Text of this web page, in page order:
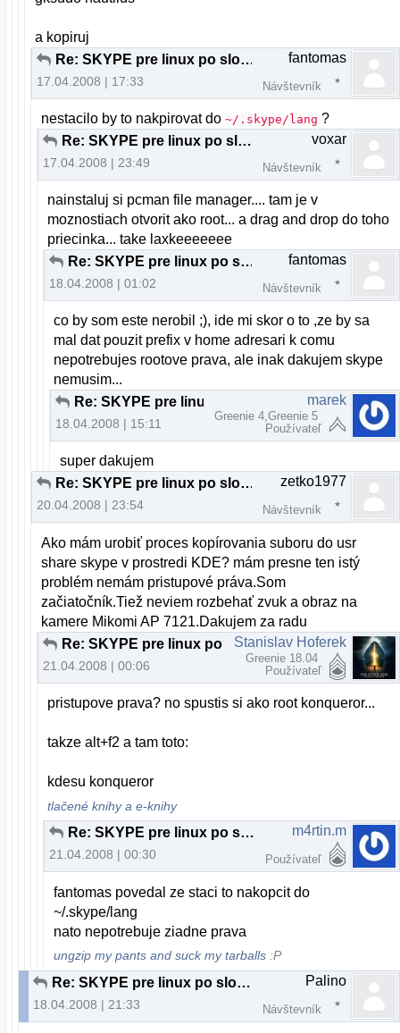
a kopiruj
Re: SKYPE pre linux po slovensky
17.04.2008 | 17:33
fantomas
Návštevník
nestacilo by to nakpirovat do~/.skype/lang ?
Re: SKYPE pre linux po slovensky
17.04.2008 | 23:49
voxar
Návštevník
nainstaluj si pcman file manager.... tam je v
moznostiach otvorit ako root... a drag and drop do toho
priecinka... take laxkeeeeeee
Re: SKYPE pre linux po slovensky
18.04.2008 | 01:02
fantomas
Návštevník
co by som este nerobil ;), ide mi skor o to ,ze by sa
mal dat pouzit prefix v home adresari k comu
nepotrebujes rootove prava, ale inak dakujem skype
nemusim...
18.04.2008 | 15:11
marek
Greenie 4,Greenie 5
Používateľ
super dakujem
Re: SKYPE pre linux po slovensky
20.04.2008 | 23:54
zetko1977
Návštevník
Ako mám urobiť proces kopírovania suboru do usr
share skype v prostredi KDE? mám presne ten istý
problém nemám pristupové práva.Som
začiatočník.Tiež neviem rozbehať zvuk a obraz na
kamere Mikomi AP 7121.Dakujem za radu
Re: SKYPE pre linux po slovensky
21.04.2008 | 00:06
Stanislav Hoferek
Greenie 18.04
Používateľ
pristupove prava? no spustis si ako root konqueror...
takze alt+f2 a tam toto:
kdesu konqueror
tlačené knihy a e-knihy
Re: SKYPE pre linux po slovensky
21.04.2008 | 00:30
m4rtin.m
Používateľ
fantomas povedal ze staci to nakopcit do
~/.skype/lang
nato nepotrebuje ziadne prava
ungzip my pants and suck my tarballs :P
Re: SKYPE pre linux po slovensky
18.04.2008 | 21:33
Palino
Návštevník